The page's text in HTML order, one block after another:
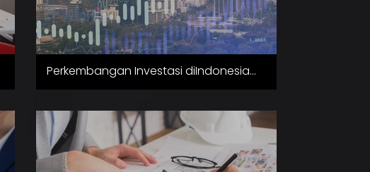
Perkembangan Investasi diIndonesia
Dalam 5 Tahun Terakhir